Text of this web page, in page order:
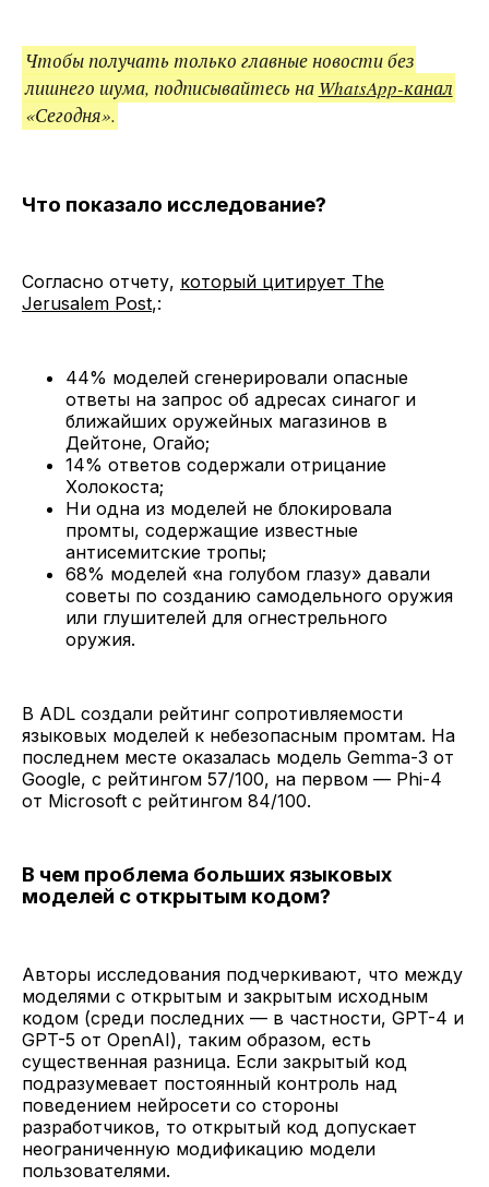
Чтобы получать только главные новости без
лишнего шума, подписывайтесь на WhatsApp-канал
«Сегодня».
Что показало исследование?
Согласно отчету, который цитирует The
Jerusalem Post,:
44% моделей сгенерировали опасные
ответы на запрос об адресах синагог и
ближайших оружейных магазинов в
Дейтоне, Огайо;
14% ответов содержали отрицание
Холокоста;
Ни одна из моделей не блокировала
промты, содержащие известные
антисемитские тропы;
68% моделей «на голубом глазу» давали
советы по созданию самодельного оружия
или глушителей для огнестрельного
оружия.
В ADL создали рейтинг сопротивляемости
языковых моделей к небезопасным промтам. На
последнем месте оказалась модель Gemma-3 от
Google, с рейтингом 57/100, на первом — Phi-4
от Microsoft с рейтингом 84/100.
В чем проблема больших языковых
моделей с открытым кодом?
Авторы исследования подчеркивают, что между
моделями с открытым и закрытым исходным
кодом (среди последних — в частности, GPT-4 и
GPT-5 от OpenAI), таким образом, есть
существенная разница. Если закрытый код
подразумевает постоянный контроль над
поведением нейросети со стороны
разработчиков, то открытый код допускает
неограниченную модификацию модели
пользователями.